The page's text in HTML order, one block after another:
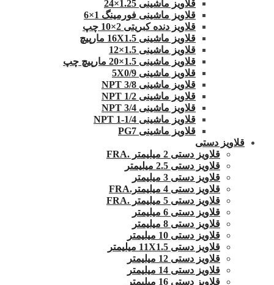
قلاویز ماشینی 1.25×24
قلاویز ماشینی فورمینگ 1×6
قلاویز دنده کبریتی 2×10 چپ
قلاویز ماشینی 16X1.5 مارپیچ
قلاویز ماشینی 1.5×12
قلاویز ماشینی 1.5×20 مارپیچ چپ
قلاویز ماشینی 5X0/9
قلاویز ماشینی 3/8 NPT
قلاویز ماشینی 1/2 NPT
قلاویز ماشینی 3/4 NPT
قلاویز ماشینی 1/4-1 NPT
قلاویز ماشینی PG7
قلاویز دستی
قلاویز دستی 2 میلیمتر .FRA
قلاویز دستی 2.5 میلیمتر
قلاویز دستی 3 میلیمتر
قلاویز دستی 4 میلیمتر.FRA
قلاویز دستی 5 میلیمتر .FRA
قلاویز دستی 6 میلیمتر
قلاویز دستی 8 میلیمتر
قلاویز دستی 10 میلیمتر
قلاویز دستی 11X1.5 میلیمتر
قلاویز دستی 12 میلیمتر
قلاویز دستی 14 میلیمتر
قلاویز دستی 16 میلیمتر